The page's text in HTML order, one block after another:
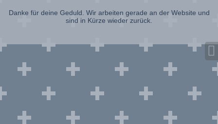
Danke für deine Geduld. Wir arbeiten gerade an der Website und
sind in Kürze wieder zurück.